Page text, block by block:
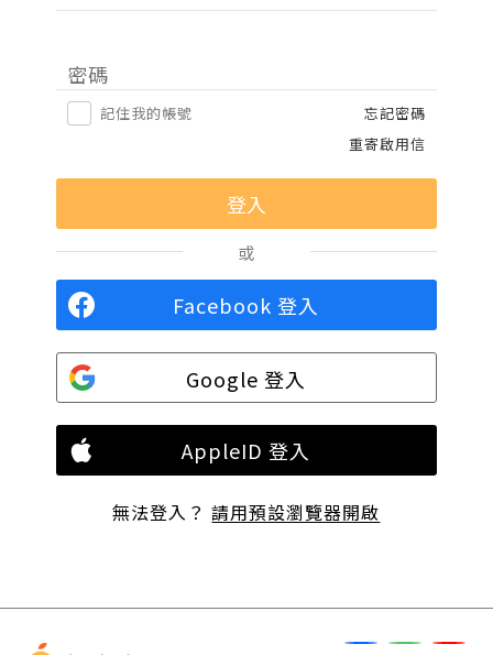
密碼
記住我的帳號
忘記密碼
重寄啟用信
或
Facebook 登入
Google 登入
AppleID 登入
無法登入？請用預設瀏覽器開啟